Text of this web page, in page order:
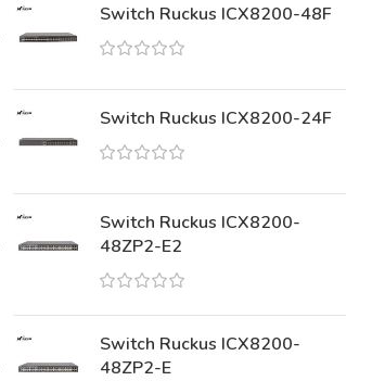
Switch Ruckus ICX8200-48F
Switch Ruckus ICX8200-24F
Switch Ruckus ICX8200-
48ZP2-E2
Switch Ruckus ICX8200-
48ZP2-E